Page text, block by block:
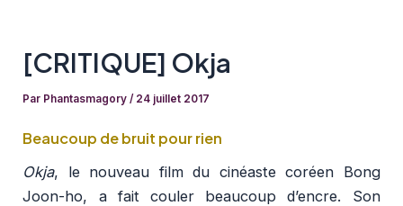
[CRITIQUE] Okja
Par Phantasmagory/ 24 juillet 2017
Beaucoup de bruit pour rien
Okja, le nouveau film du cinéaste coréen Bong
Joon-ho, a fait couler beaucoup d’encre. Son